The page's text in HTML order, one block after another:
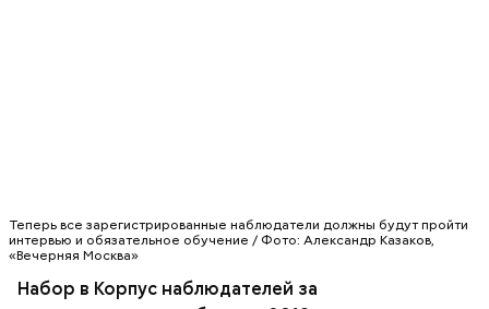
Теперь все зарегистрированные наблюдатели должны будут пройти
интервью и обязательное обучение / Фото: Александр Казаков,
«Вечерняя Москва»
Набор в Корпус наблюдателей за